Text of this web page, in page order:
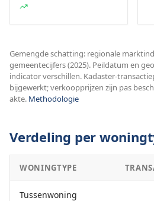
Gemengde schatting: regionale
gemeentecijfers (2025). Peildatum en
indicator verschillen. Kadaster-
bijgewerkt; verkoopprijzen zijn pas
akte. Methodologie
Verdeling per
WONINGTYPE
Tussenwoning